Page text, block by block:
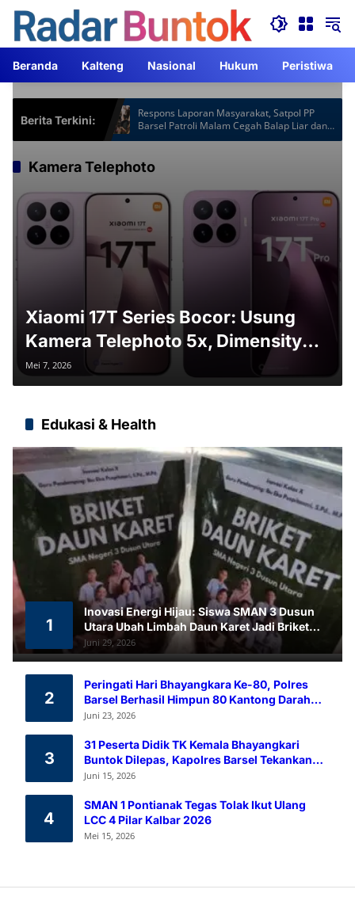
Langsung
konten
Beranda Kalteng Nasional Hukum Peristiwa
Berita Terkini:
Gardu
Lebih
Respons Laporan Masyarakat, Satpol PP
Barsel Patroli Malam Cegah Balap Liar dan
Knalpot Brong
Kamera Telephoto
Xiaomi 17T Series Bocor: Usung
Kamera Telephoto 5x, Dimensity
Terbaru, dan Baterai Jumbo hingga
7.000 mAh
Mei 7, 2026
Edukasi & Health
1
Inovasi Energi Hijau: Siswa SMAN 3 Dusun
Utara Ubah Limbah Daun Karet Jadi Briket
Ramah Lingkungan
Juni 29, 2026
2
Peringati Hari Bhayangkara Ke-80, Polres
Barsel Berhasil Himpun 80 Kantong Darah
Melalui Aksi Donor Darah
Juni 23, 2026
3
31 Peserta Didik TK Kemala Bhayangkari
Buntok Dilepas, Kapolres Barsel Tekankan
Pendidikan Karakter
Juni 15, 2026
4
SMAN 1 Pontianak Tegas Tolak Ikut Ulang
LCC 4 Pilar Kalbar 2026
Mei 15, 2026